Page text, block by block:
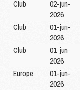
Club
02-jun-
2026
Club
01-jun-
2026
Club
01-jun-
2026
Europe
01-jun-
2026